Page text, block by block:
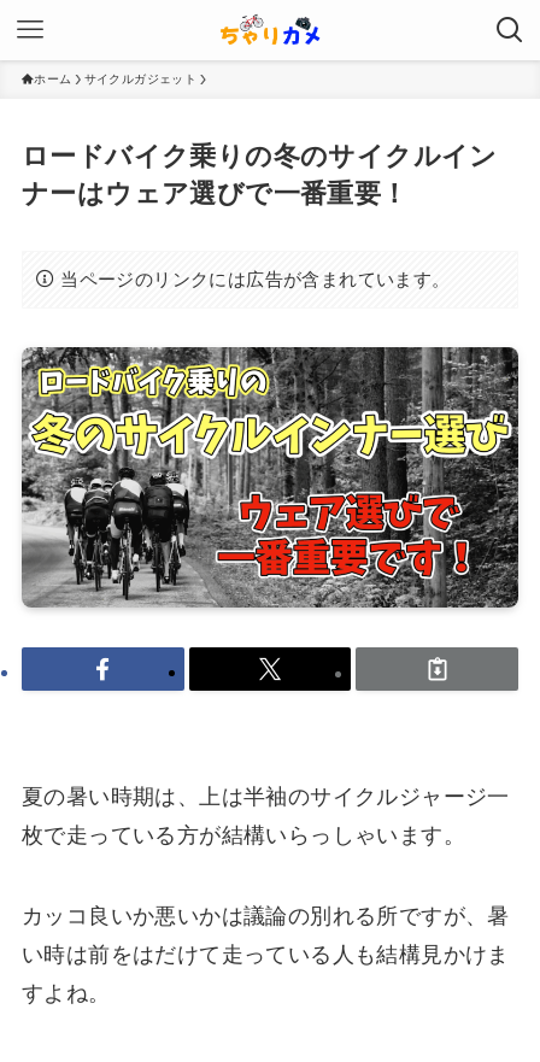
ホーム サイクルガジェット
ロードバイク乗りの冬のサイクルイン
ナーはウェア選びで一番重要！
当ページのリンクには広告が含まれています。
夏の暑い時期は、上は半袖のサイクルジャージ一
枚で走っている方が結構いらっしゃいます。
カッコ良いか悪いかは議論の別れる所ですが、暑
い時は前をはだけて走っている人も結構見かけま
すよね。